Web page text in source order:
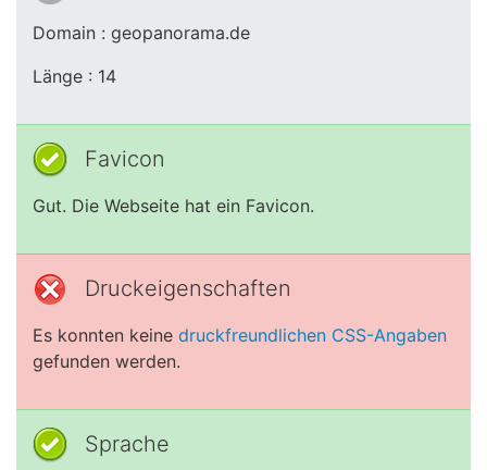
Domain : geopanorama.de
Länge : 14
Favicon
Gut. Die Webseite hat ein Favicon.
Druckeigenschaften
Es konnten keine druckfreundlichen CSS-Angaben
gefunden werden.
Sprache